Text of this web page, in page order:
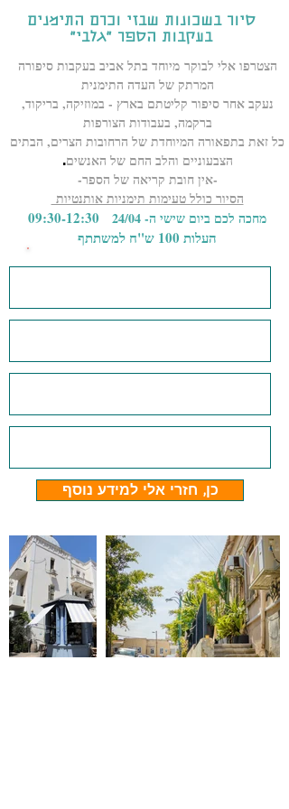
סיור בשכונות שבזי וכרם התימנים
בעקבות הספר "גלבי"
כן, חזרי אלי למידע נוסף
הצטרפו אלי לבוקר מיוחד בתל אביב בעקבות סיפורה
המרתק של העדה התימנית
נעקב אחר סיפור קליטתם בארץ - במוזיקה, בריקוד,
ברקמה, בעבודות הצורפות
כל זאת בתפאורה המיוחדת של הרחובות הצרים, הבתים
הצבעוניים והלב החם של האנשים.
-אין חובת קריאה של הספר-
הסיור כולל טעימות תימניות אותנטיות
מחכה לכם ביום שישי ה- 24/04
העלות 100 ש"ח למשתתף